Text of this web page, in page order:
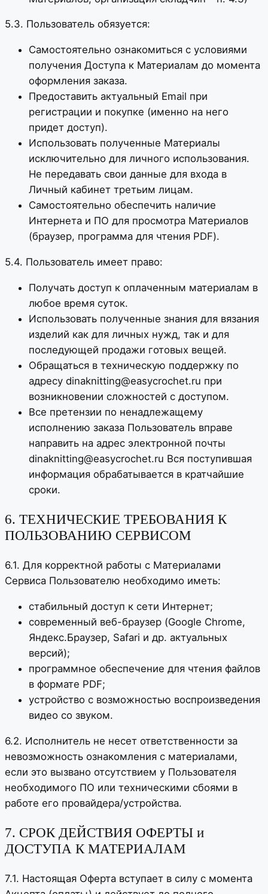
5.3. Пользователь обязуется:
Самостоятельно ознакомиться с условиями
получения Доступа к Материалам до момента
оформления заказа.
Предоставить актуальный Email при
регистрации и покупке (именно на него
придет доступ).
Использовать полученные Материалы
исключительно для личного использования.
Не передавать свои данные для входа в
Личный кабинет третьим лицам.
Самостоятельно обеспечить наличие
Интернета и ПО для просмотра Материалов
(браузер, программа для чтения PDF).
5.4. Пользователь имеет право:
Получать доступ к оплаченным материалам в
любое время суток.
Использовать полученные знания для вязания
изделий как для личных нужд, так и для
последующей продажи готовых вещей.
Обращаться в техническую поддержку по
адресу dinaknitting@easycrochet.ru при
возникновении сложностей с доступом.
Все претензии по ненадлежащему
исполнению заказа Пользователь вправе
направить на адрес электронной почты
dinaknitting@easycrochet.ru Вся поступившая
информация обрабатывается в кратчайшие
сроки.
6. ТЕХНИЧЕСКИЕ ТРЕБОВАНИЯ К
ПОЛЬЗОВАНИЮ СЕРВИСОМ
6.1. Для корректной работы с Материалами
Сервиса Пользователю необходимо иметь:
стабильный доступ к сети Интернет;
современный веб-браузер (Google Chrome,
Яндекс.Браузер, Safari и др. актуальных
версий);
программное обеспечение для чтения файлов
в формате PDF;
устройство с возможностью воспроизведения
видео со звуком.
6.2. Исполнитель не несет ответственности за
невозможность ознакомления с материалами,
если это вызвано отсутствием у Пользователя
необходимого ПО или техническими сбоями в
работе его провайдера/устройства.
7. СРОК ДЕЙСТВИЯ ОФЕРТЫ и
ДОСТУПА К МАТЕРИАЛАМ
7.1. Настоящая Оферта вступает в силу с момента